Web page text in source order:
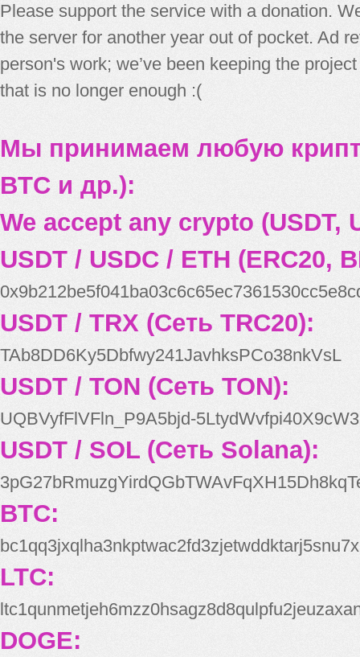
Please support the service with a donation.
the server for another year out of pocket. Ad
person's work; we’ve been keeping the
that is no longer enough :(
Мы принимаем любую
BTC и др.):
We accept any crypto (USDT,
USDT / USDC / ETH (ERC20,
USDT / TRX (Сеть TRC20):
TAb8DD6Ky5Dbfwy241JavhksPCo38nkVsL
USDT / TON (Сеть TON):
UQBVyfFlVFln_P9A5bjd-
USDT / SOL (Сеть Solana):
BTC:
bc1qq3jxqlha3nkptwac2fd3zjetwddktarj5snu7x
LTC:
DOGE: